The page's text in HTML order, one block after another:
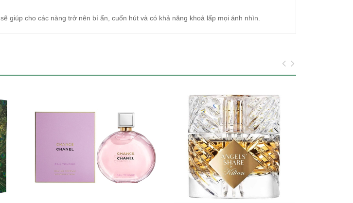
sẽ giúp cho các nàng trở nên bí ẩn, cuốn hút và có khả năng khoả lấp mọi ánh nhìn.